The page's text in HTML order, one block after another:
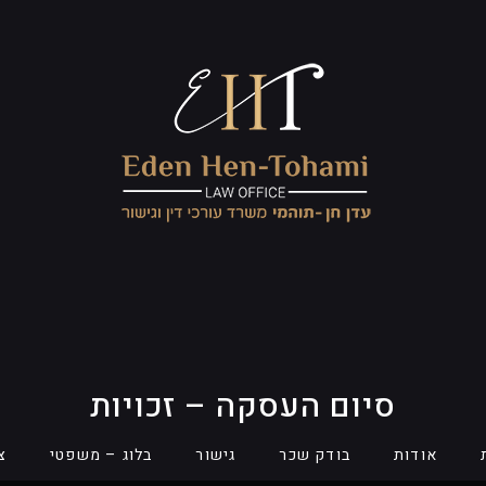
סיום העסקה – זכויות
אודות בודק שכר גישור בלוג – משפטי